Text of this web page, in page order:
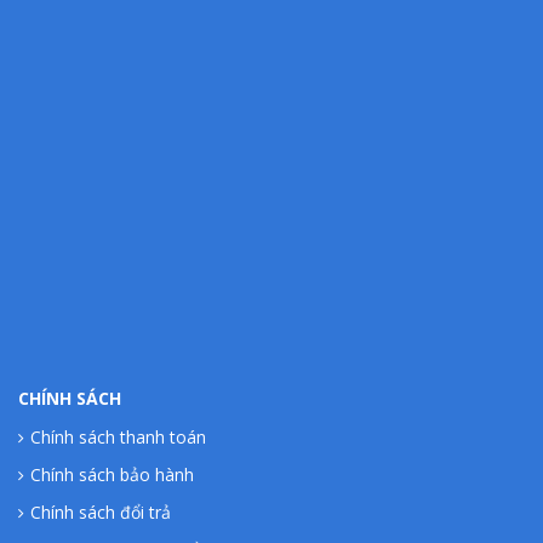
CHÍNH SÁCH
Chính sách thanh toán
Chính sách bảo hành
Chính sách đổi trả